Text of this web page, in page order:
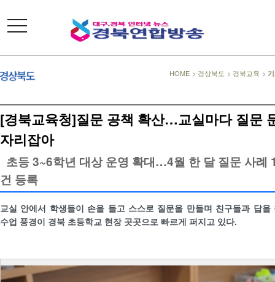
toggle
navigation
HOME > 경상북도 > 경북교육 >
[경북교육청]질문 공책 확산…교실마다 질문
자리잡아
초등 3~6학년 대상 운영 확대…4월 한 달 질문 사례
건 등록
교실 안에서 학생들이 손을 들고 스스로 질문을 만들며 친구들과 답을
수업 풍경이 경북 초등학교 현장 곳곳으로 빠르게 퍼지고 있다.